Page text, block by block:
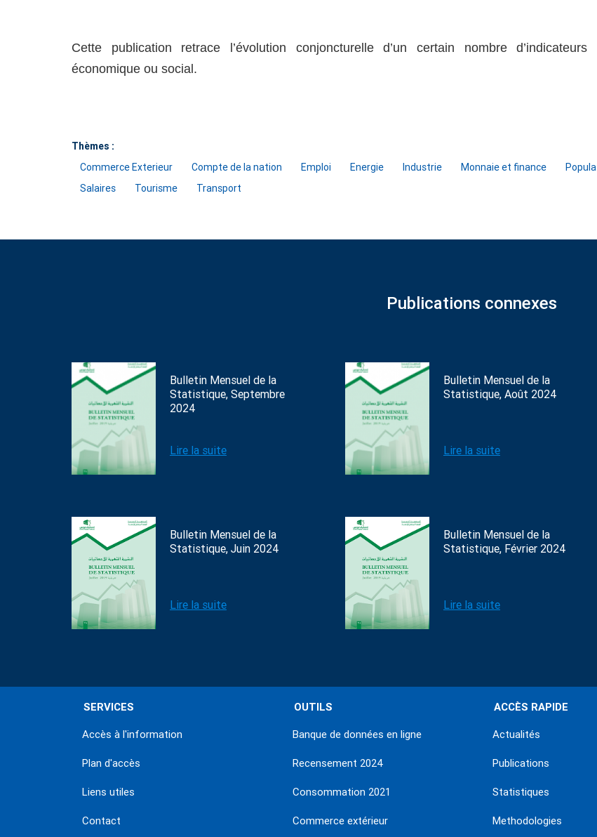
Cette publication retrace l’évolution conjoncturelle d’un certain nombre
économique ou social.
Thèmes :
Commerce Exterieur
Compte de la nation Emploi Energie Industrie Monnaie et finance
Salaires
Tourisme Transport
Publications connexes
Bulletin Mensuel de la
Statistique, Septembre
2024
Lire la suite
Bulletin Mensuel de la
Statistique, Août 2024
Lire la suite
Bulletin Mensuel de la
Statistique, Juin 2024
Lire la suite
Bulletin Mensuel de la
Statistique, Février 2024
Lire la suite
SERVICES
Accès à l'information
Plan d'accès
Liens utiles
Contact
OUTILS
Banque de données en ligne
Recensement 2024
Consommation 2021
Commerce extérieur
ACCÈS RAPIDE
Actualités
Publications
Statistiques
Methodologies